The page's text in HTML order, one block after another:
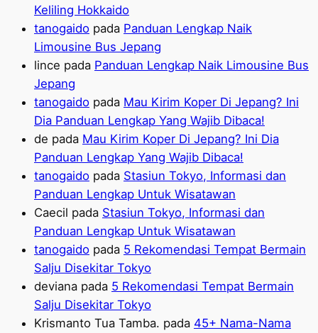
Keliling Hokkaido
tanogaido pada Panduan Lengkap Naik
Limousine Bus Jepang
lince pada Panduan Lengkap Naik Limousine Bus
Jepang
tanogaido pada Mau Kirim Koper Di Jepang? Ini
Dia Panduan Lengkap Yang Wajib Dibaca!
de pada Mau Kirim Koper Di Jepang? Ini Dia
Panduan Lengkap Yang Wajib Dibaca!
tanogaido pada Stasiun Tokyo, Informasi dan
Panduan Lengkap Untuk Wisatawan
Caecil pada Stasiun Tokyo, Informasi dan
Panduan Lengkap Untuk Wisatawan
tanogaido pada 5 Rekomendasi Tempat Bermain
Salju Disekitar Tokyo
deviana pada 5 Rekomendasi Tempat Bermain
Salju Disekitar Tokyo
Krismanto Tua Tamba. pada 45+ Nama-Nama